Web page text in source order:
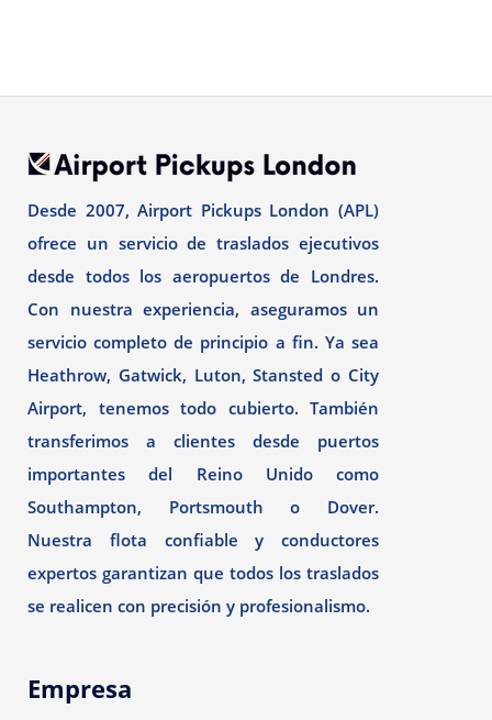
Desde 2007, Airport Pickups London (APL)
ofrece un servicio de traslados ejecutivos
desde todos los aeropuertos de Londres.
Con nuestra experiencia, aseguramos un
servicio completo de principio a fin. Ya sea
Heathrow, Gatwick, Luton, Stansted o City
Airport, tenemos todo cubierto. También
transferimos a clientes desde puertos
importantes del Reino Unido como
Southampton, Portsmouth o Dover.
Nuestra flota confiable y conductores
expertos garantizan que todos los traslados
se realicen con precisión y profesionalismo.
Empresa